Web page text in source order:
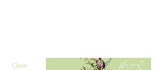
Clicar